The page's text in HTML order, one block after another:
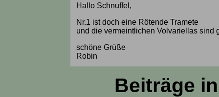
Hallo Schnuffel,
Nr.1 ist doch eine Rötende Tramete
und die vermeintlichen Volvariellas sind
schöne Grüße
Robin
Beiträge